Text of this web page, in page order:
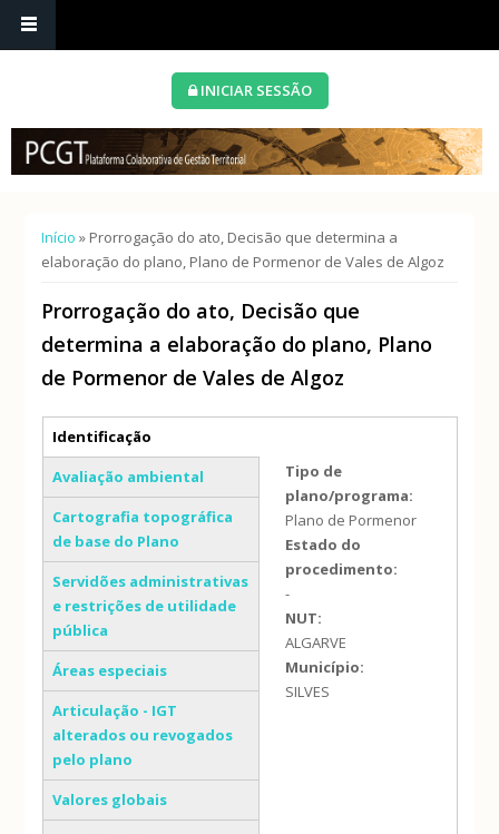
INICIAR SESSÃO
Está aqui
Início » Prorrogação do ato, Decisão que determina a
elaboração do plano, Plano de Pormenor de Vales de Algoz
Prorrogação do ato, Decisão que
determina a elaboração do plano, Plano
de Pormenor de Vales de Algoz
Separadores verticais
Identificação
(separador ativo)
Avaliação ambiental
Cartografia topográfica
de base do Plano
Servidões administrativas
e restrições de utilidade
pública
Áreas especiais
Articulação - IGT
alterados ou revogados
pelo plano
Valores globais
Tipo de
plano/programa:
Plano de Pormenor
Estado do
procedimento:
-
NUT:
ALGARVE
Município:
SILVES